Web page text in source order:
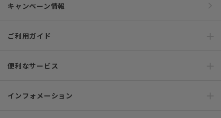
キャンペーン情報
ご利用ガイド
便利なサービス
インフォメーション